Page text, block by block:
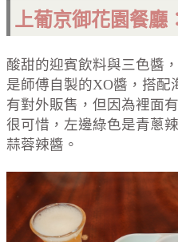
上葡京御花園餐廳
酸甜的迎賓飲料與三色醬
是師傅自製的XO醬，搭配
有對外販售，但因為裡面
很可惜，左邊綠色是青蔥
蒜蓉辣醬。